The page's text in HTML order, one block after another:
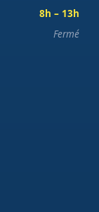
8h – 13h
Fermé